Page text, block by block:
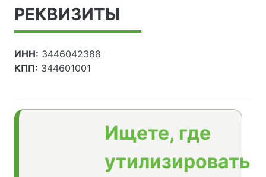
РЕКВИЗИТЫ
ИНН: 3446042388
КПП: 344601001
Ищете, где
утилизировать